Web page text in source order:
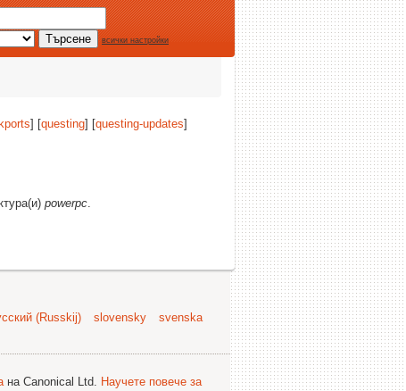
всички настройки
] [questing] [questing-updates]
powerpc.
(Russkij) slovensky
svenska
на Canonical Ltd. Научете повече за